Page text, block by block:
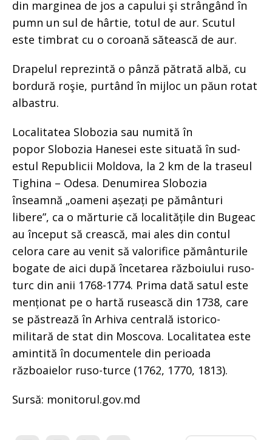
din marginea de jos a capului şi strângând în
pumn un sul de hârtie, totul de aur. Scutul
este timbrat cu o coroană sătească de aur.
Drapelul reprezintă o pânză pătrată albă, cu
bordură roşie, purtând în mijloc un păun rotat
albastru.
Localitatea Slobozia sau numită în
popor Slobozia Hanesei este situată în sud-
estul Republicii Moldova, la 2 km de la traseul
Tighina – Odesa. Denumirea Slobozia
înseamnă „oameni așezați pe pământuri
libere”, ca o mărturie că localitățile din Bugeac
au început să crească, mai ales din contul
celora care au venit să valorifice pământurile
bogate de aici după încetarea războiului ruso-
turc din anii 1768-1774. Prima dată satul este
menționat pe o hartă rusească din 1738, care
se păstrează în Arhiva centrală istorico-
militară de stat din Moscova. Localitatea este
amintită în documentele din perioada
războaielor ruso-turce (1762, 1770, 1813).
Sursă: monitorul.gov.md